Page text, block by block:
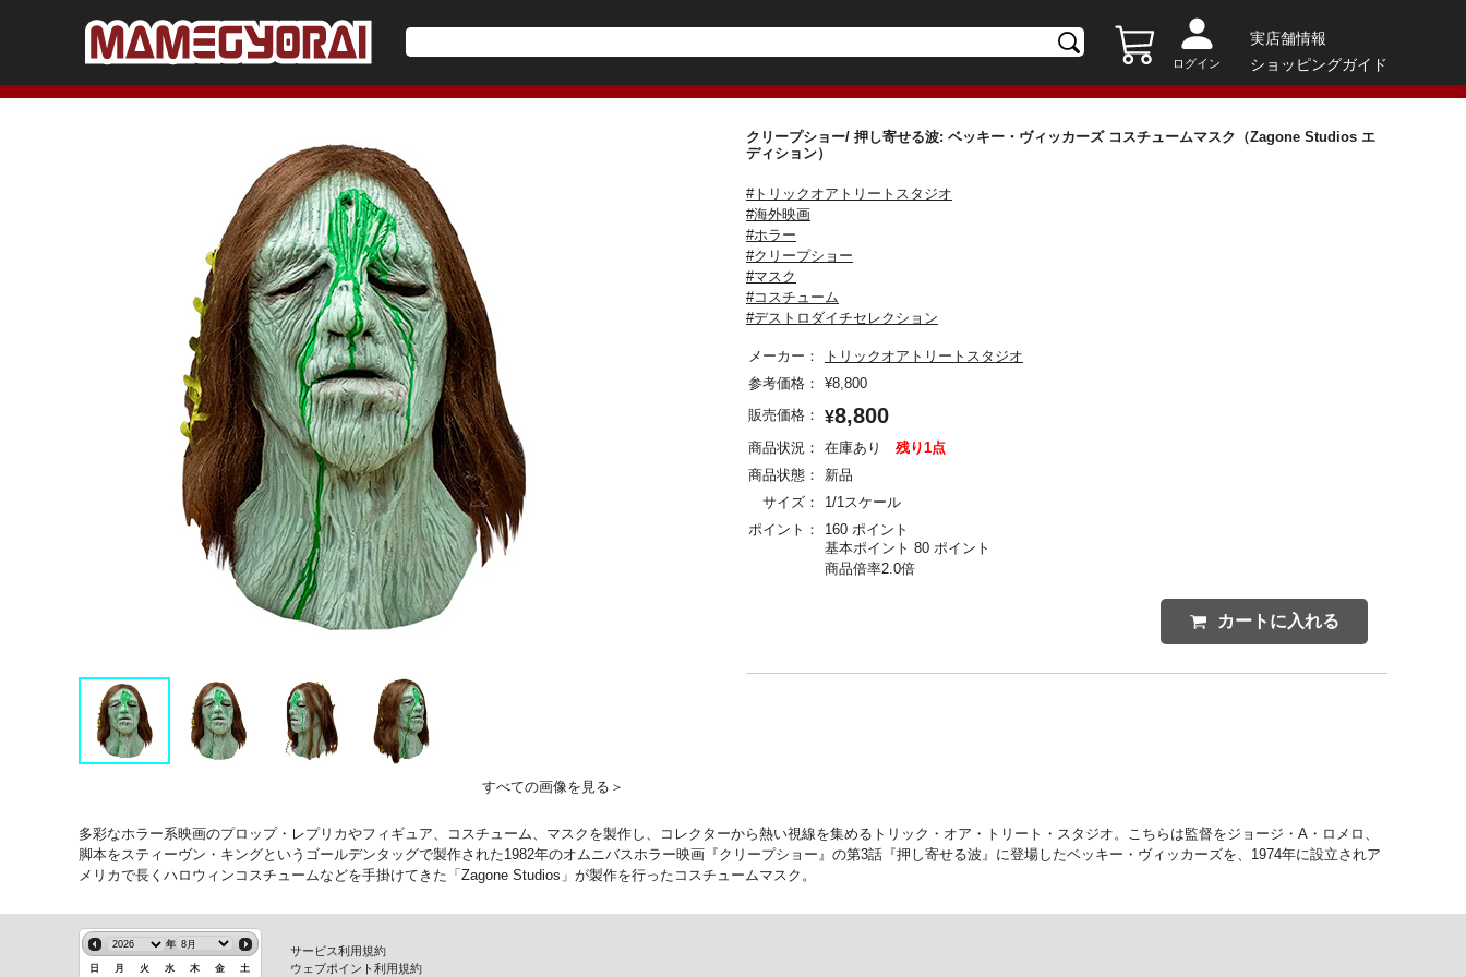
ログイン
実店舗情報
ショッピングガイド
すべての画像を見る＞
クリープショー/ 押し寄せる波: ベッキー・ヴィッカーズ コスチュームマスク（Zagone Studios エ
ディション）
#トリックオアトリートスタジオ
#海外映画
#ホラー
#クリープショー
#マスク
#コスチューム
#デストロダイチセレクション
メーカー：
トリックオアトリートスタジオ
参考価格：
¥8,800
販売価格：
¥8,800
商品状況： 在庫あり
残り1点
商品状態：
新品
サイズ：
1/1スケール
ポイント：
160 ポイント
基本ポイント 80 ポイント
商品倍率2.0倍
カートに入れる
多彩なホラー系映画のプロップ・レプリカやフィギュア、コスチューム、マスクを製作し、コレクターから熱い視線を集めるトリック・オア・トリート・スタジオ。こちらは監督をジョージ・A・ロメロ、
脚本をスティーヴン・キングというゴールデンタッグで製作された1982年のオムニバスホラー映画『クリープショー』の第3話『押し寄せる波』に登場したベッキー・ヴィッカーズを、1974年に設立されア
メリカで長くハロウィンコスチュームなどを手掛けてきた「Zagone Studios」が製作を行ったコスチュームマスク。
年
日 月 火 水 木 金 土
サービス利用規約
ウェブポイント利用規約